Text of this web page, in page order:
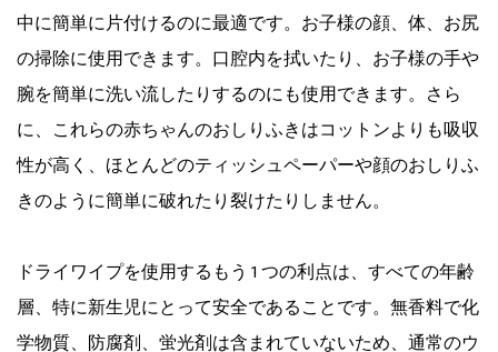
中に簡単に片付けるのに最適です。お子様の顔、体、お尻
の掃除に使用できます。口腔内を拭いたり、お子様の手や
腕を簡単に洗い流したりするのにも使用できます。さら
に、これらの赤ちゃんのおしりふきはコットンよりも吸収
性が高く、ほとんどのティッシュペーパーや顔のおしりふ
きのように簡単に破れたり裂けたりしません。
ドライワイプを使用するもう 1 つの利点は、すべての年齢
層、特に新生児にとって安全であることです。無香料で化
学物質、防腐剤、蛍光剤は含まれていないため、通常のウ